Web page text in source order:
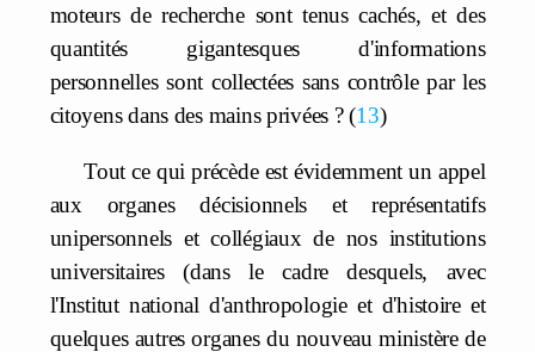
moteurs de recherche sont tenus cachés, et des
quantités gigantesques d'informations
personnelles sont collectées sans contrôle par les
citoyens dans des mains privées ? 13
Tout ce qui précède est évidemment un appel
aux organes décisionnels et représentatifs
unipersonnels et collégiaux de nos institutions
universitaires (dans le cadre desquels, avec
l'Institut national d'anthropologie et d'histoire et
quelques autres organes du nouveau ministère de